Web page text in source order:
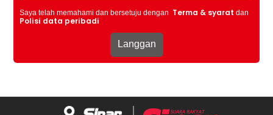
Saya telah memahami dan bersetuju dengan Terma & syarat dan
Polisi data peribadi